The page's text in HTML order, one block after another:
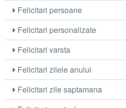
Felicitari persoane
Felicitari personalizate
Felicitari varsta
Felicitari zilele anului
Felicitari zile saptamana